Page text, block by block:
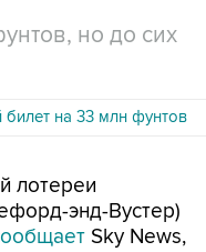
но до сих
на 33 млн фунтов
лотереи
энд-Вустер)
Sky News,